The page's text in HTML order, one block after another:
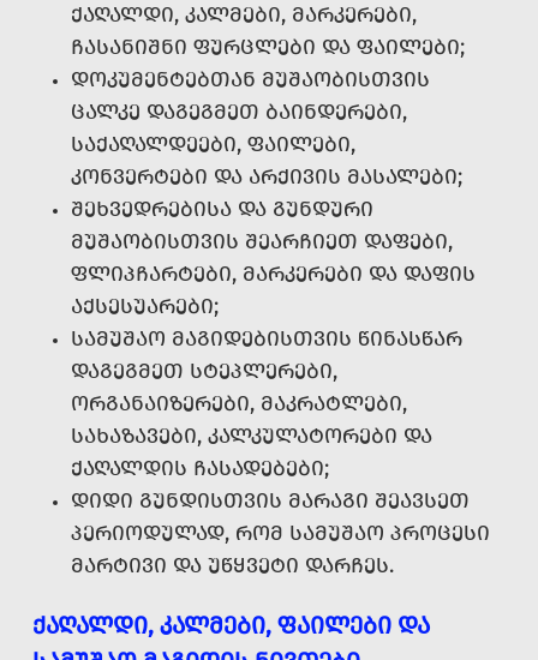
ᲥᲐᲦᲐᲚᲓᲘ, ᲙᲐᲚᲛᲔᲑᲘ, ᲛᲐᲠᲙᲔᲠᲔᲑᲘ,
ᲩᲐᲡᲐᲜᲘᲨᲜᲘ ᲤᲣᲠᲪᲚᲔᲑᲘ ᲓᲐ ᲤᲐᲘᲚᲔᲑᲘ;
ᲓᲝᲙᲣᲛᲔᲜᲢᲔᲑᲗᲐᲜ ᲛᲣᲨᲐᲝᲑᲘᲡᲗᲕᲘᲡ
ᲪᲐᲚᲙᲔ ᲓᲐᲒᲔᲒᲛᲔᲗ ᲑᲐᲘᲜᲓᲔᲠᲔᲑᲘ,
ᲡᲐᲥᲐᲦᲐᲚᲓᲔᲔᲑᲘ, ᲤᲐᲘᲚᲔᲑᲘ,
ᲙᲝᲜᲕᲔᲠᲢᲔᲑᲘ ᲓᲐ ᲐᲠᲥᲘᲕᲘᲡ ᲛᲐᲡᲐᲚᲔᲑᲘ;
ᲨᲔᲮᲕᲔᲓᲠᲔᲑᲘᲡᲐ ᲓᲐ ᲒᲣᲜᲓᲣᲠᲘ
ᲛᲣᲨᲐᲝᲑᲘᲡᲗᲕᲘᲡ ᲨᲔᲐᲠᲩᲘᲔᲗ ᲓᲐᲤᲔᲑᲘ,
ᲤᲚᲘᲞᲩᲐᲠᲢᲔᲑᲘ, ᲛᲐᲠᲙᲔᲠᲔᲑᲘ ᲓᲐ ᲓᲐᲤᲘᲡ
ᲐᲥᲡᲔᲡᲣᲐᲠᲔᲑᲘ;
ᲡᲐᲛᲣᲨᲐᲝ ᲛᲐᲒᲘᲓᲔᲑᲘᲡᲗᲕᲘᲡ ᲬᲘᲜᲐᲡᲬᲐᲠ
ᲓᲐᲒᲔᲒᲛᲔᲗ ᲡᲢᲔᲞᲚᲔᲠᲔᲑᲘ,
ᲝᲠᲒᲐᲜᲐᲘᲖᲔᲠᲔᲑᲘ, ᲛᲐᲙᲠᲐᲢᲚᲔᲑᲘ,
ᲡᲐᲮᲐᲖᲐᲕᲔᲑᲘ, ᲙᲐᲚᲙᲣᲚᲐᲢᲝᲠᲔᲑᲘ ᲓᲐ
ᲥᲐᲦᲐᲚᲓᲘᲡ ᲩᲐᲡᲐᲓᲔᲑᲔᲑᲘ;
ᲓᲘᲓᲘ ᲒᲣᲜᲓᲘᲡᲗᲕᲘᲡ ᲛᲐᲠᲐᲒᲘ ᲨᲔᲐᲕᲡᲔᲗ
ᲞᲔᲠᲘᲝᲓᲣᲚᲐᲓ, ᲠᲝᲛ ᲡᲐᲛᲣᲨᲐᲝ ᲞᲠᲝᲪᲔᲡᲘ
ᲛᲐᲠᲢᲘᲕᲘ ᲓᲐ ᲣᲬᲧᲕᲔᲢᲘ ᲓᲐᲠᲩᲔᲡ.
ᲥᲐᲦᲐᲚᲓᲘ, ᲙᲐᲚᲛᲔᲑᲘ, ᲤᲐᲘᲚᲔᲑᲘ ᲓᲐ